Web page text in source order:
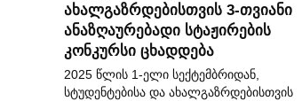
ახალგაზრდებისთვის 3-თვიანი
ანაზღაურებადი სტაჟირების
კონკურსი ცხადდება
2025 წლის 1-ელი სექტემბრიდან,
სტუდენტებისა და ახალგაზრდებისთვის